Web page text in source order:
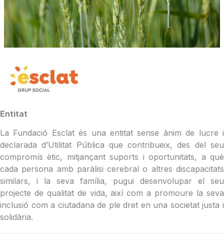
Entitat
La Fundació Esclat és una entitat sense ànim de lucre i
declarada d’Utilitat Pública que contribueix, des del seu
compromís ètic, mitjançant suports i oportunitats, a què
cada persona amb paràlisi cerebral o altres discapacitats
similars, i la seva família, pugui desenvolupar el seu
projecte de qualitat de vida, així com a promoure la seva
inclusió com a ciutadana de ple dret en una societat justa i
solidària.